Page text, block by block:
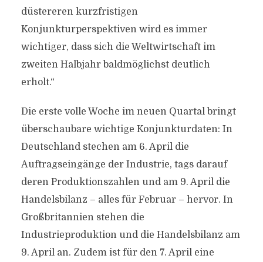
düstereren kurzfristigen
Konjunkturperspektiven wird es immer
wichtiger, dass sich die Weltwirtschaft im
zweiten Halbjahr baldmöglichst deutlich
erholt.“
Die erste volle Woche im neuen Quartal bringt
überschaubare wichtige Konjunkturdaten: In
Deutschland stechen am 6. April die
Auftragseingänge der Industrie, tags darauf
deren Produktionszahlen und am 9. April die
Handelsbilanz – alles für Februar – hervor. In
Großbritannien stehen die
Industrieproduktion und die Handelsbilanz am
9. April an. Zudem ist für den 7. April eine